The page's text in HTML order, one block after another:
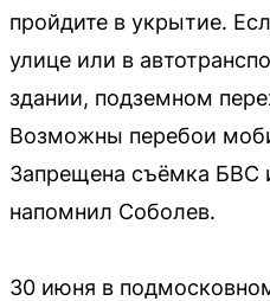
пройдите в укрытие.
улице или в
здании, подземном
Возможны перебои
Запрещена съёмка
напомнил Соболев.
30 июня в